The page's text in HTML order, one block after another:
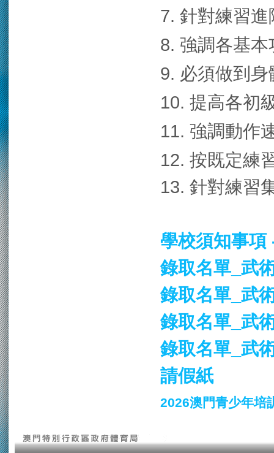
7. 針對練習
8. 強調各基
9. 必須做到
10. 提高各初
11. 強調動作
12. 按既定練
13. 針對練習
學校須知事項
錄取名單_武
錄取名單_武
錄取名單_武
錄取名單_武
請假紙
2026澳門青少年培